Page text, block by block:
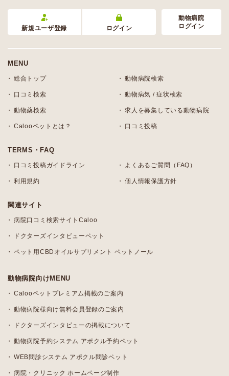
新規ユーザ登録 ログイン
動物病院
ログイン
MENU
総合トップ 動物病院検索
口コミ検索 動物病気 / 症状検索
動物薬検索 求人を募集している動物病院
Calooペットとは？ 口コミ投稿
TERMS・FAQ
口コミ投稿ガイドライン よくあるご質問（FAQ）
利用規約 個人情報保護方針
関連サイト
病院口コミ検索サイトCaloo
ドクターズインタビューペット
ペット用CBDオイルサプリメント ペットノール
動物病院向けMENU
Calooペットプレミアム掲載のご案内
動物病院様向け無料会員登録のご案内
ドクターズインタビューの掲載について
動物病院予約システム アポクル予約ペット
WEB問診システム アポクル問診ペット
病院・クリニック ホームページ制作